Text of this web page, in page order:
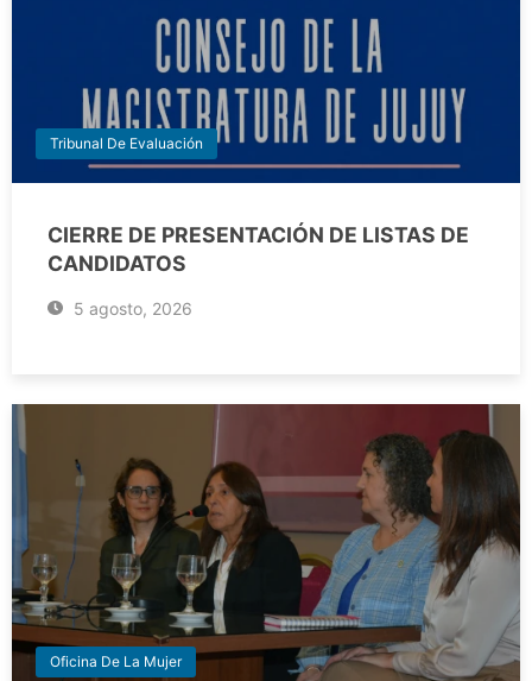
Tribunal De Evaluación
CIERRE DE PRESENTACIÓN DE LISTAS DE
CANDIDATOS
5 agosto, 2026
Oficina De La Mujer